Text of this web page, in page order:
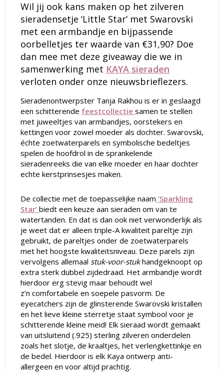
Wil jij ook kans maken op het zilveren
sieradensetje ‘Little Star’ met Swarovski
met een armbandje en bijpassende
oorbelletjes ter waarde van €31,90? Doe
dan mee met deze giveaway die we in
samenwerking met KAYA sieraden
verloten onder onze nieuwsbrieflezers.
Sieradenontwerpster Tanja Rakhou is er in geslaagd
een schitterende feestcollectie samen te stellen
met juweeltjes van armbandjes, oorstekers en
kettingen voor zowel moeder als dochter. Swarovski,
échte zoetwaterparels en symbolische bedeltjes
spelen de hoofdrol in de sprankelende
sieradenreeks die van elke moeder en haar dochter
echte kerstprinsesjes maken.
De collectie met de toepasselijke naam ‘Sparkling
Star’ biedt een keuze aan sieraden om van te
watertanden. En dat is dan ook niet verwonderlijk als
je weet dat er alleen triple-A kwaliteit pareltje zijn
gebruikt, de pareltjes onder de zoetwaterparels
met het hoogste kwaliteitsniveau. Deze parels zijn
vervolgens allemaal stuk-voor-stukhandgeknoopt op
extra sterk dubbel zijdedraad. Het armbandje wordt
hierdoor erg stevig maar behoudt wel
z’n comfortabele en soepele pasvorm. De
eyecatchers zijn de glinsterende Swarovski kristallen
en het lieve kleine sterretje staat symbool voor je
schitterende kleine meid! Elk sieraad wordt gemaakt
van uitsluitend (.925) sterling zilveren onderdelen
zoals het slotje, de kraaltjes, het verlengkettinkje en
de bedel. Hierdoor is elk Kaya ontwerp anti-
allergeen en voor altijd prachtig.